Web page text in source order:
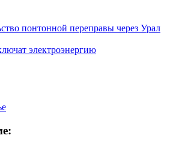
понтонной переправы через Урал
электроэнергию